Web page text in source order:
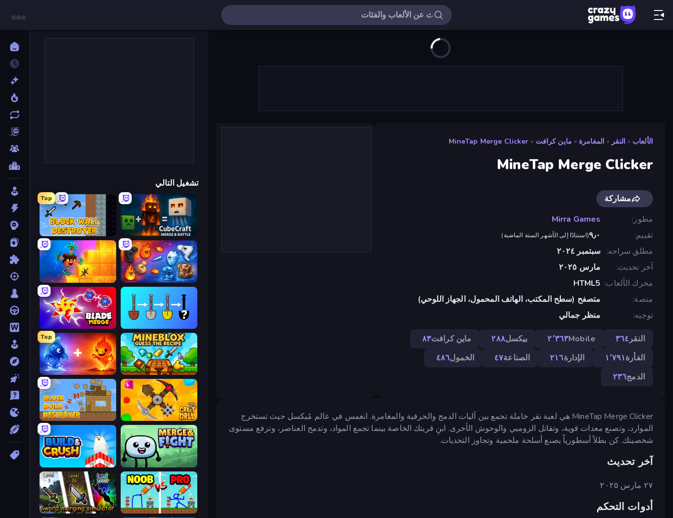
الألعاب » النقر » المغامرة » ماين كرافت »
MineTap Merge Clicker
MineTap Merge Clicker
مشاركة
مطور
Mirra Games
تقييم
٩٫٠(استنادًا إلى الأشهر الستة الماضية)
مطلق سراحه
سبتمبر ٢٠٢٤
آخر تحديث
مارس ٢٠٢٥
محرك الألعاب HTML5
منصة
متصفح (سطح المكتب، الهاتف المحمول، الجهاز اللوحي)
توجيه
منظر جمالي
النقر٣٦٤ Mobile٢٬٣٦٣ بيكسل٢٨٨ ماين كرافت٨٣
الفأرة١٬٧٩١ الإدارة٢١٦ الصناعة٤٧ الخمول٤٨٦
الدمج٢٣٦
MineTap Merge Clicker هي لعبة نقر خاملة تجمع بين آليات الدمج والحرفية والمغامرة. انغمس في عالم مُبكسل حيث تستخرج
الموارد، وتصنع معدات قوية، وتقاتل الزومبي والوحوش الأخرى. ابنِ قريتك الخاصة بينما تجمع المواد، وتدمج العناصر، وترفع مستوى
شخصيتك. كن بطلاً أسطورياً بصنع أسلحة ملحمية وتجاوز التحديات.
آخر تحديث
٢٧ مارس ٢٠٢٥
أدوات التحكم
تشغيل التالي
CubeCraft: Merge & Battle
Top
Block Wall Destroyer
Elemental Merge
Merge & Dig!
Blade Merge
Mineblox - Guess the Recipe
Top
Elemental Monsters: Merge
Craft Drill
Block Build Destroyer
Merge & Fight
Build and Crush
DOP Noob: Draw to Save
Sword Merging Simulator